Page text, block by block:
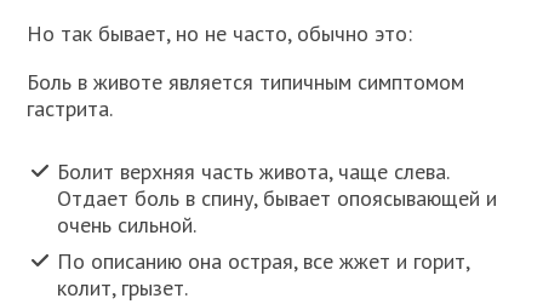
Но так бывает, но не часто, обычно это:
Боль в животе является типичным симптомом
гастрита.
Болит верхняя часть живота, чаще слева.
Отдает боль в спину, бывает опоясывающей и
очень сильной.
По описанию она острая, все жжет и горит,
колит, грызет.